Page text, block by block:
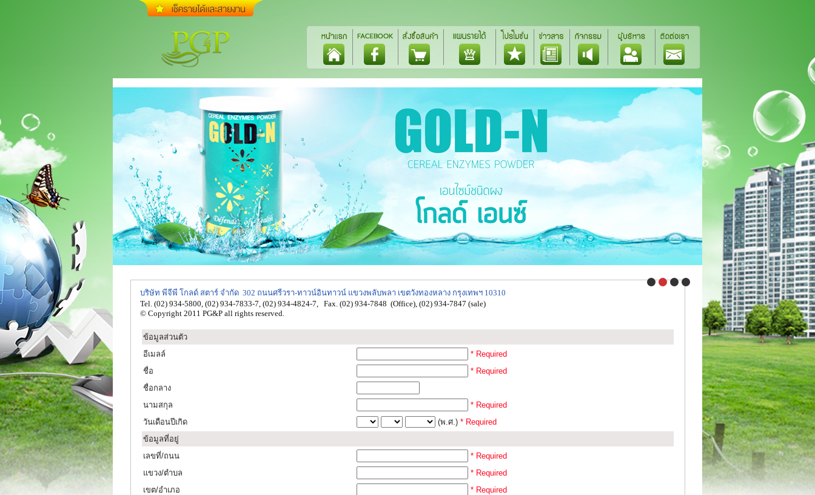
บริษัท พีจีพี โกลด์ สตาร์ จำกัด 302 ถนนศรีวรา-ทาวน์อินทาวน์ แขวงพลับพลา เขตวังทองหลาง กรุงเทพฯ 10310
Tel. (02) 934-5800, (02) 934-7833-7, (02) 934-4824-7, Fax. (02) 934-7848 (Office), (02) 934-7847 (sale)
© Copyright 2011 PG&P all rights reserved.
ข้อมูลส่วนตัว
อีเมลล์
* Required
ชื่อ
* Required
ชื่อกลาง
นามสกุล
* Required
วันเดือนปีเกิด
(พ.ศ.) * Required
ข้อมูลที่อยู่
เลขที่/ถนน
* Required
แขวง/ตำบล
* Required
เขต/อำเภอ
* Required